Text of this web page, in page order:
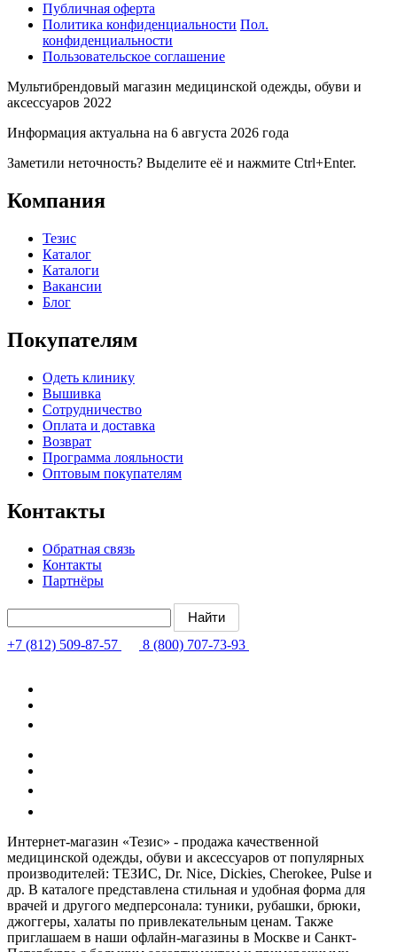
Публичная оферта
Политика конфиденциальности Пол.
конфиденциальности
Пользовательское соглашение
Мультибрендовый магазин медицинской одежды, обуви и
аксессуаров 2022
Информация актуальна на 6 августа 2026 года
Заметили неточность? Выделите её и нажмите Ctrl+Enter.
Компания
Тезис
Каталог
Каталоги
Вакансии
Блог
Покупателям
Одеть клинику
Вышивка
Сотрудничество
Оплата и доставка
Возврат
Программа лояльности
Оптовым покупателям
Контакты
Обратная связь
Контакты
Партнёры
+7 (812) 509-87-57 8 (800) 707-73-93
Интернет-магазин «Тезис» - продажа качественной
медицинской одежды, обуви и аксессуаров от популярных
производителей: ТЕЗИС, Dr. Nice, Dickies, Cherokee, Pulse и
др. В каталоге представлена стильная и удобная форма для
врачей и другого медперсонала: туники, рубашки, брюки,
джоггеры, халаты по привлекательным ценам. Также
приглашаем в наши офлайн-магазины в Москве и Санкт-